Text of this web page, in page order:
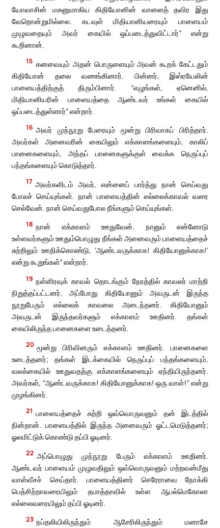
யோவாசின் மகனுமாகிய கிதியோனின் வாளைத் தவிர இது
வேறொன்றுமில்லை. கடவுள் மிதியானியரையும் பாளையம்
முழுவதையும் அவர் கையில் ஒப்படைத்துவிட்டார்” என்று
கூறினான்.
15 கனவையும் அதன் பொருளையும் அவன் கூறக் கேட்டதும்
கிதியோன் தலை வணங்கினார். பின்னர், இஸ்ரயேலின்
பாளையத்திற்குத் திரும்பினார். “எழுங்கள், ஏனெனில்,
மிதியானியரின் பாளையத்தை ஆண்டவர் உங்கள் கையில்
ஒப்படைத்துள்ளார்” என்றார்.
16 அவர் முந்நூறு பேரையும் மூன்று பிரிவாகப் பிரித்தார்.
அவர்கள் அனைவரின் கையிலும் எக்காளங்களையும், காலிப்
பானைகளையும், அந்தப் பானைகளுக்குள் வைக்க நெருப்புப்
பந்தங்களையும் கொடுத்தார்.
17 அவர்களிடம் அவர், என்னைப் பார்த்து நான் செய்வது
போலச் செய்யுங்கள். நான் பாளையத்தின் எல்லைக்காவல் வரை
செல்வேன். நான் செய்வதுபோல நீங்களும் செய்யுங்கள்.
18 நான் எக்காளம் ஊதுவேன். நானும் என்னோடு
உள்ளவர்களும் ஊதும்பொழுது நீங்கள் அனைவரும் பாளையத்தைச்
சுற்றிலும் ஊதிக்கொண்டு, ‘ஆண்டவருக்காக! கிதியோனுக்காக!’
என்று கூறுங்கள்” என்றார்.
19 நள்ளிரவுக் காவல் தொடங்கும் நேரத்தில் காவலர் மாற்றி
நிறுத்தப்பட்டனர். அப்போது கிதியோனும் அவருடன் இருந்த
நூறுபேரும் எல்லைக் காவலை அடைந்தனர். கிதியோனும்
அவருடன் இருந்தவர்களும் எக்காளம் ஊதினர். தங்கள்
கையிலிருந்த பானைகளை உடைத்தனர்.
20 மூன்று பிரிவினரும் எக்காளம் ஊதினர். பானைகளை
உடைத்தனர்; தங்கள் இடக்கையில் நெருப்புப் பந்தங்களையும்,
வலக்கையில் ஊதுவதற்கு எக்காளங்களையும் ஏந்தியிருந்தனர்.
அவர்கள், “ஆண்டவருக்காக! கிதியோனுக்காக! ஒரு வாள்!” என்று
முழங்கினர்.
21 பாளையத்தைச் சுற்றி ஒவ்வொருவனும் தன் இடத்தில்
நின்றான். பாளையத்தில் இருந்த அனைவரும் ஓட்டமெடுத்தனர்;
ஓலமிட்டுக் கொண்டு தப்பி ஓடினர்.
22 அப்பொழுது முந்நூறு பேரும் எக்காளம் ஊதினர்.
ஆண்டவர் பாளையம் முழுவதிலும் ஒவ்வொருவனும் மற்றவன்மீது
வாள்வீசச் செய்தார். பாளையத்தினர் செரேராவை நோக்கி
பெத்சிற்றாவரையிலும் தபாத்தாவில் உள்ள ஆபல்மெகோலா
எல்லைவரையிலும் தப்பி ஓடினர்.
23 நப்தலியிலிருந்தும் ஆசேரிலிருந்தும் மனாசே